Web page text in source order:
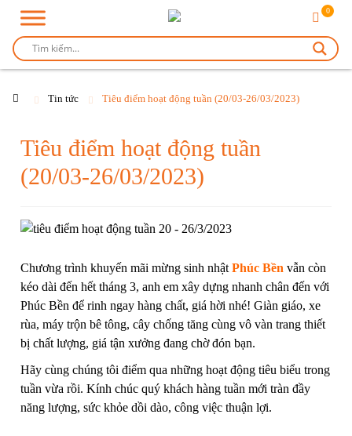
0
Tin tức Tiêu điểm hoạt động tuần (20/03-26/03/2023)
Tiêu điểm hoạt động tuần
(20/03-26/03/2023)
Chương trình khuyến mãi mừng sinh nhật Phúc Bền vẫn còn
kéo dài đến hết tháng 3, anh em xây dựng nhanh chân đến với
Phúc Bền để rinh ngay hàng chất, giá hời nhé! Giàn giáo, xe
rùa, máy trộn bê tông, cây chống tăng cùng vô vàn trang thiết
bị chất lượng, giá tận xưởng đang chờ đón bạn.
Hãy cùng chúng tôi điểm qua những hoạt động tiêu biểu trong
tuần vừa rồi. Kính chúc quý khách hàng tuần mới tràn đầy
năng lượng, sức khỏe dồi dào, công việc thuận lợi.